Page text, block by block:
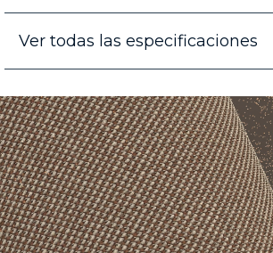
Ver todas las especificaciones